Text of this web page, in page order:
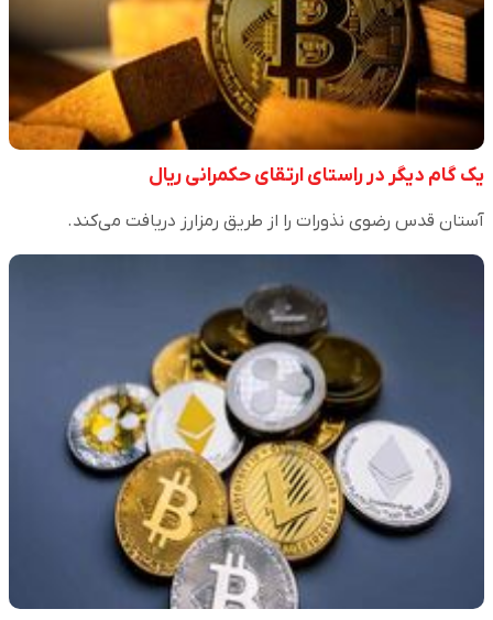
یک گام دیگر در راستای ارتقای حکمرانی ریال
آستان قدس رضوی نذورات را از طریق رمزارز دریافت می‌کند.